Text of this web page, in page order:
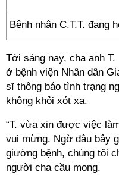
Bệnh nhân C.T.T. đang
Tới sáng nay, cha anh
ở bệnh viện Nhân dân
sĩ thông báo tình trạng
không khỏi xót xa.
“T. vừa xin được việc
vui mừng. Ngờ đâu bây
giường bệnh, chúng tôi
người cha cầu mong.